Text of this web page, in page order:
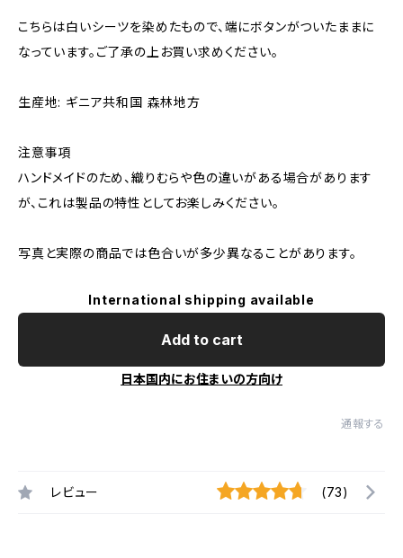
こちらは白いシーツを染めたもので、端にボタンがついたままに
なっています。ご了承の上お買い求めください。
生産地: ギニア共和国 森林地方
注意事項
ハンドメイドのため、織りむらや色の違いがある場合があります
が、これは製品の特性としてお楽しみください。
写真と実際の商品では色合いが多少異なることがあります。
International shipping available
Add to cart
日本国内にお住まいの方向け
通報する
レビュー (73)